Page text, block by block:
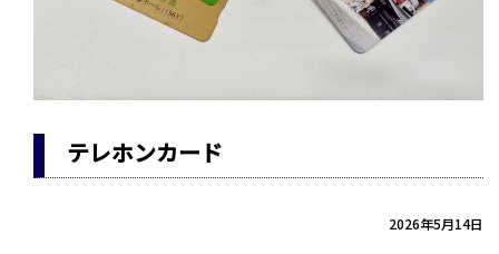
テレホンカード
2026年5月14日